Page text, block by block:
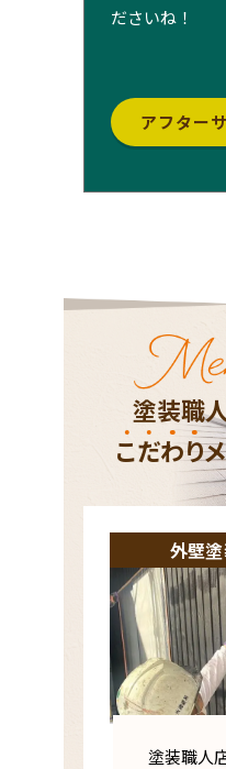
ださいね！
アフター
塗装職
こだわり
外壁塗
塗装職人